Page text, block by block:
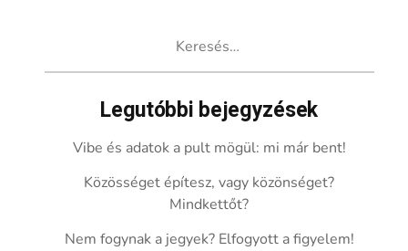
Legutóbbi bejegyzések
Vibe és adatok a pult mögül: mi már bent!
Közösséget építesz, vagy közönséget?
Mindkettőt?
Nem fogynak a jegyek? Elfogyott a figyelem!